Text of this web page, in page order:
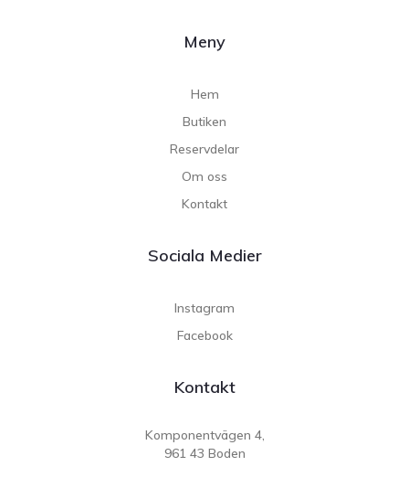
Meny
Hem
Butiken
Reservdelar
Om oss
Kontakt
Sociala Medier
Instagram
Facebook
Kontakt
Komponentvägen 4,
961 43 Boden